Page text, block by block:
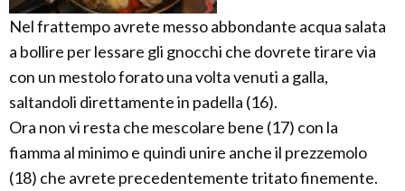
Nel frattempo avrete messo abbondante acqua salata
a bollire per lessare gli gnocchi che dovrete tirare via
con un mestolo forato una volta venuti a galla,
saltandoli direttamente in padella (16).
Ora non vi resta che mescolare bene (17) con la
fiamma al minimo e quindi unire anche il prezzemolo
(18) che avrete precedentemente tritato finemente.